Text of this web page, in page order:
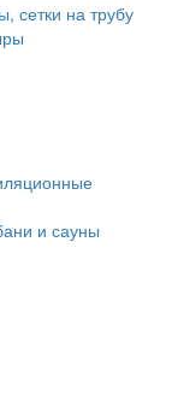
сетки на трубу
и сауны